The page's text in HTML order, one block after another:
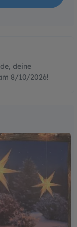
deine
8/10/2026!